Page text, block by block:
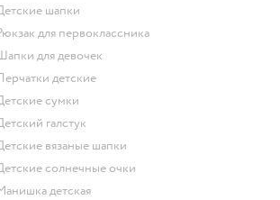
Детские шапки
Рюкзак для первоклассника
Шапки для девочек
Перчатки детские
Детские сумки
Детский галстук
Детские вязаные шапки
Детские солнечные очки
Манишка детская